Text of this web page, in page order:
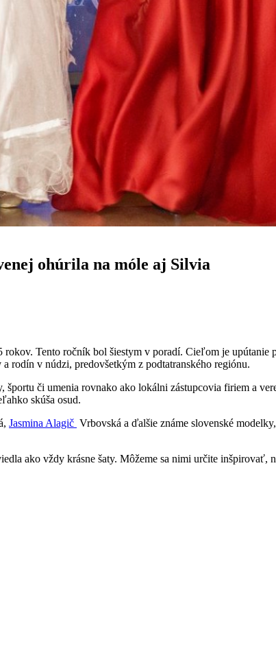
ohúrila na móle aj Silvia
Tento ročník bol šiestym v poradí. Cieľom je upútanie
rodín v núdzi, predovšetkým z podtatranského regiónu.
športu či umenia rovnako ako lokálni zástupcovia firiem a
skúša osud.
Jasmina Alagič Vrbovská a ďalšie známe slovenské
ako vždy krásne šaty. Môžeme sa nimi určite inšpirovať,